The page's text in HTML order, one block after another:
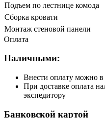
Подъем по лестнице комода
Сборка кровати
Монтаж стеновой панели
Оплата
Наличными:
Внести оплату можно
При доставке оплата
экспедитору
Банковской картой